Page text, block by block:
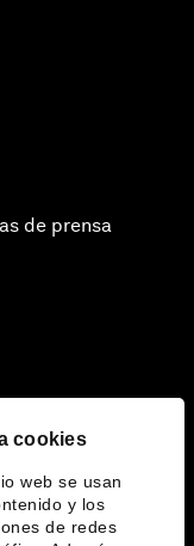
cookies
web se usan
y los
de redes
de prensa